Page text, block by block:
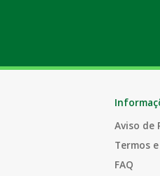
Aviso de
Termos
FAQ